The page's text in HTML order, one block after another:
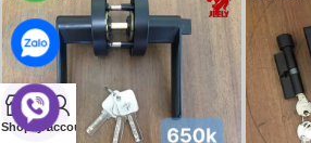
Shop
0
Cart
My account